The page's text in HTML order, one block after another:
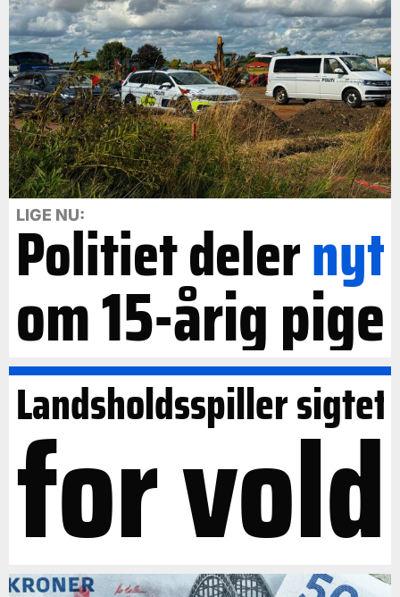
LIGE NU:
Politiet delernyt
om 15-årig pige
Landsholdsspiller sigtet
for vold